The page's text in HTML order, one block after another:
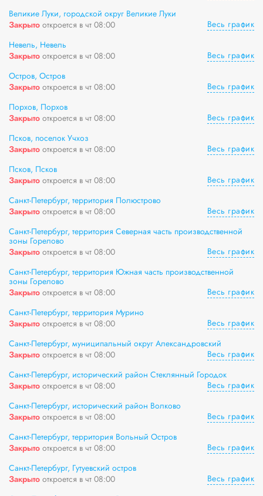
Великие Луки, городской округ Великие Луки
Закрыто откроется в чт 08:00
Весь график
Невель, Невель
Закрыто откроется в чт 08:00
Весь график
Остров, Остров
Закрыто откроется в чт 08:00
Весь график
Порхов, Порхов
Закрыто откроется в чт 08:00
Весь график
Псков, поселок Учхоз
Закрыто откроется в чт 08:00
Весь график
Псков, Псков
Закрыто откроется в чт 08:00
Весь график
Санкт-Петербург, территория Полюстрово
Закрыто откроется в чт 08:00
Весь график
Санкт-Петербург, территория Северная часть производственной
зоны Горелово
Закрыто откроется в чт 08:00
Весь график
Санкт-Петербург, территория Южная часть производственной
зоны Горелово
Закрыто откроется в чт 08:00
Весь график
Санкт-Петербург, территория Мурино
Закрыто откроется в чт 08:00
Весь график
Санкт-Петербург, муниципальный округ Александровский
Закрыто откроется в чт 08:00
Весь график
Санкт-Петербург, исторический район Стеклянный Городок
Закрыто откроется в чт 08:00
Весь график
Санкт-Петербург, исторический район Волково
Закрыто откроется в чт 08:00
Весь график
Санкт-Петербург, территория Вольный Остров
Закрыто откроется в чт 08:00
Весь график
Санкт-Петербург, Гутуевский остров
Закрыто откроется в чт 08:00
Весь график